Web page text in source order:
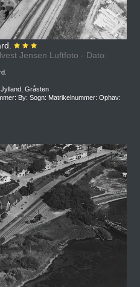
Jensen Luftfoto - Dato:
Gråsten
By: Sogn: Matrikelnummer: Ophav: